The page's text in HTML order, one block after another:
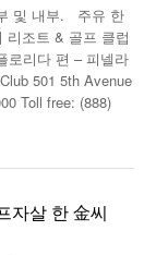
및 내부. 주유 한
리조트 & 골프 클럽
로리다 편 – 피넬라
501 5th Avenue
Toll free: (888)
자살 한 金씨